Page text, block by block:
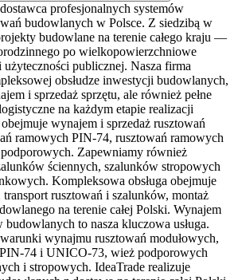
profesjonalnych systemów
budowlanych w Polsce. Z siedzibą w
budowlane na terenie całego kraju —
po wielkopowierzchniowe
użyteczności publicznej. Nasza firma
obsłudze inwestycji budowlanych,
i sprzedaż sprzętu, ale również pełne
na każdym etapie realizacji
wynajem i sprzedaż rusztowań
ramowych PIN-74, rusztowań ramowych
Zapewniamy również
ściennych, szalunków stropowych
Kompleksowa obsługa obejmuje
rusztowań i szalunków, montaż
na terenie całej Polski. Wynajem
to nasza kluczowa usługa.
wynajmu rusztowań modułowych,
74 i UNICO-73, wież podporowych
i stropowych. IdeaTrade realizuje